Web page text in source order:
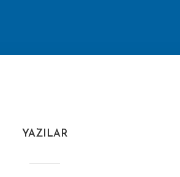
YAZILAR